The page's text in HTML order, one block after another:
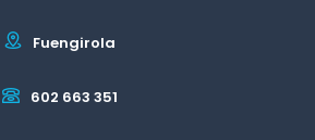
Fuengirola
602 663 351